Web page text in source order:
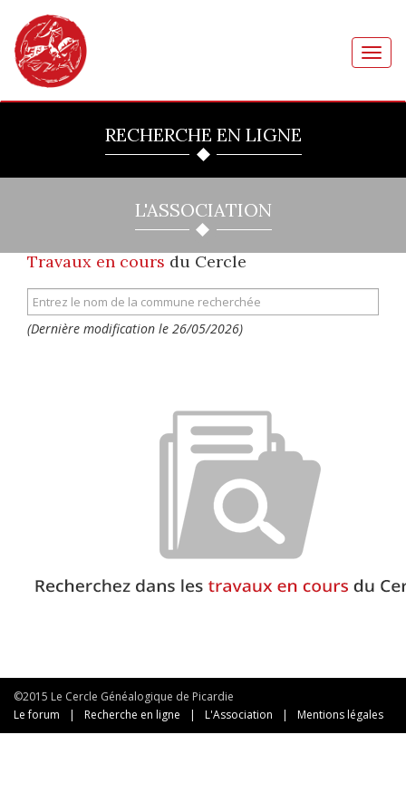
RECHERCHE EN LIGNE
L'ASSOCIATION
Travaux en cours du Cercle
(Dernière modification le 26/05/2026)
©2015 Le Cercle Généalogique de Picardie
Le forum
| Recherche en ligne | L'Association | Mentions légales